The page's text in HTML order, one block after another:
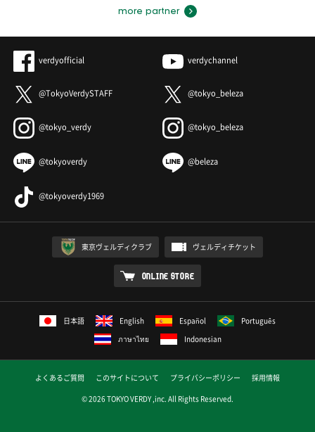
more partner
verdyofficial verdychannel
@TokyoVerdySTAFF @tokyo_beleza
@tokyo_verdy @tokyo_beleza
@tokyoverdy @beleza
@tokyoverdy1969
東京ヴェルディクラブ ヴェルディチケット
ONLINE STORE
日本語 English Español
Português
ภาษาไทย
Indonesian
よくあるご質問 このサイトについて プライバシーポリシー
採用情報
© 2026 TOKYO VERDY ,inc. All Rights Reserved.